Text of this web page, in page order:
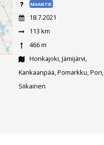
MAANTIE
18.7.2021
113 km
466 m
Honkajoki, Jämijärvi,
Kankaanpää, Pomarkku, Pori,
Siikainen